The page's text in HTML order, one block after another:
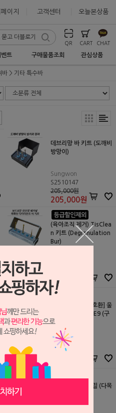
이지 고객센터 오늘본상품
QR CART CHAT
벤트 구매물품조회 관심상품
바 기타 특수바
데브리망 바 키트 (도깨비
방망이)
Sungwon
S2510147
205,000원
205,000원
(육아조직 제거) TisClea
n 키트 (Degranulation
Bur)
240,000
[EMS, Satelec 호환] 울
트라소닉 바 홀더 E9 (구
치부용)
세일글로발
S1908225
50,000원
스테인 바스터 리필 (다목